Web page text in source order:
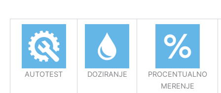
AUTOTEST DOZIRANJE
PROCENTUALNO
MERENJE